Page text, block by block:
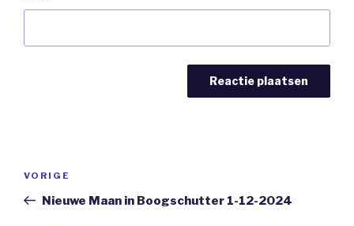
Vorig
bericht
VORIGE
Nieuwe Maan in Boogschutter 1-12-2024